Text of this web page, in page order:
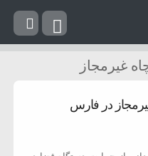
غیرمجاز